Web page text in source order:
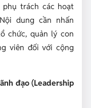
phụ trách các hoạt
dung cần nhấn
chức, quản lý con
viên đối với cộng
đạo (Leadership